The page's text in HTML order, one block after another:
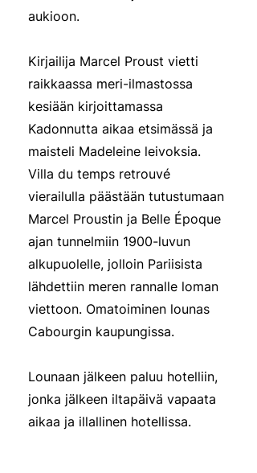
aukioon.
Kirjailija Marcel Proust vietti
raikkaassa meri-ilmastossa
kesiään kirjoittamassa
Kadonnutta aikaa etsimässä ja
maisteli Madeleine leivoksia.
Villa du temps retrouvé
vierailulla päästään tutustumaan
Marcel Proustin ja Belle Époque
ajan tunnelmiin 1900-luvun
alkupuolelle, jolloin Pariisista
lähdettiin meren rannalle loman
viettoon. Omatoiminen lounas
Cabourgin kaupungissa.
Lounaan jälkeen paluu hotelliin,
jonka jälkeen iltapäivä vapaata
aikaa ja illallinen hotellissa.